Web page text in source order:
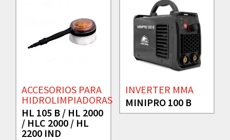
ACCESORIOS PARA
HIDROLIMPIADORAS
HL 105 B / HL 2000
/ HLC 2000 / HL
2200 IND
INVERTER MMA
MINIPRO 100 B